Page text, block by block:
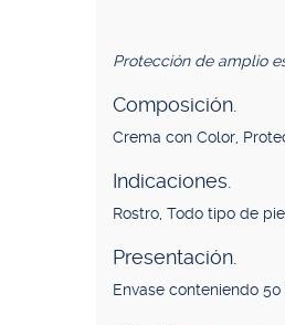
Protección de amplio
Composición.
Crema con Color,
Indicaciones.
Rostro, Todo tipo de
Presentación.
Envase conteniendo 50